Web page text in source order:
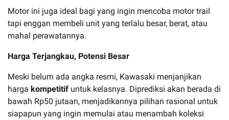
Motor ini juga ideal bagi yang ingin mencoba motor trail
tapi enggan membeli unit yang terlalu besar, berat, atau
mahal perawatannya.
Harga Terjangkau, Potensi Besar
Meski belum ada angka resmi, Kawasaki menjanjikan
harga kompetitif untuk kelasnya. Diprediksi akan berada di
bawah Rp50 jutaan, menjadikannya pilihan rasional untuk
siapapun yang ingin memulai atau menambah koleksi